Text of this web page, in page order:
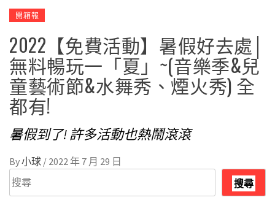
開箱報
2022【免費活動】暑假好去處│
無料暢玩一「夏」~(音樂季&兒
童藝術節&水舞秀、煙火秀) 全
都有!
暑假到了! 許多活動也熱鬧滾滾
By小球 / 2022 年 7 月 29 日
搜
尋
搜尋